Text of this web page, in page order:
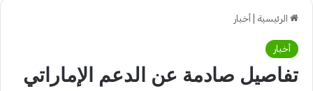
الرئيسية أخبار
أخبار
تفاصيل صادمة عن الدعم الإماراتي